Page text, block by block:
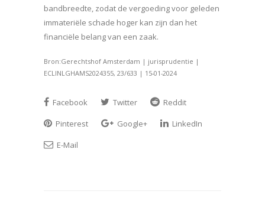
bandbreedte, zodat de vergoeding voor geleden
immateriële schade hoger kan zijn dan het
financiële belang van een zaak.
Bron:Gerechtshof Amsterdam | jurisprudentie |
ECLINLGHAMS2024355, 23/633 | 15-01-2024
Facebook Twitter
Reddit
Pinterest
Google+
LinkedIn
E-Mail